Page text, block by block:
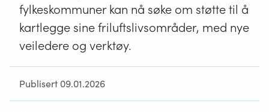
fylkeskommuner kan nå søke om støtte til å
kartlegge sine friluftslivsområder, med nye
veiledere og verktøy.
Publisert 09.01.2026